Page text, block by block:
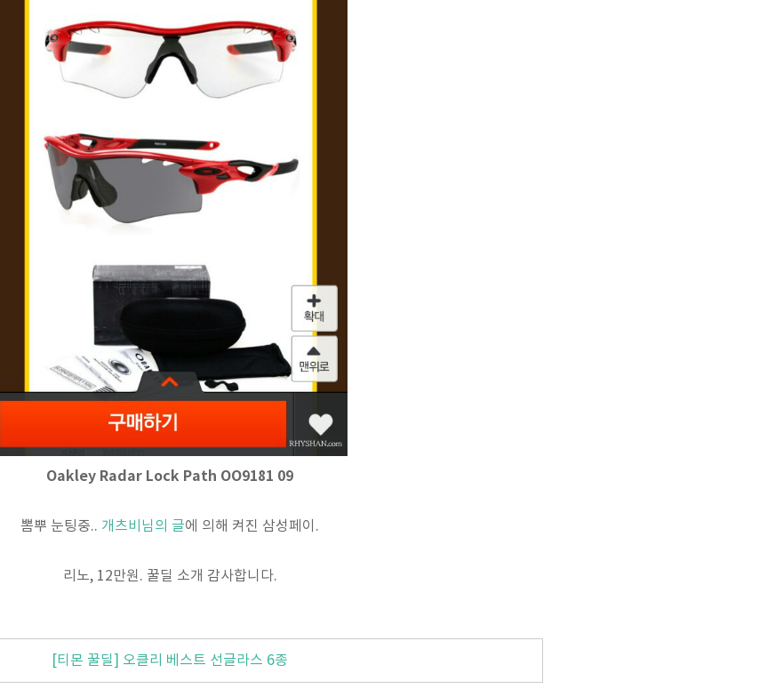
Oakley Radar Lock Path OO9181 09
뽐뿌 눈팅중.. 개츠비님의 글에 의해 켜진 삼성페이.
리노, 12만원. 꿀딜 소개 감사합니다.
[티몬 꿀딜] 오클리 베스트 선글라스 6종